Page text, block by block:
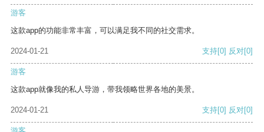
游客
这款app的功能非常丰富，可以满足我不同的社交需求。
2024-01-21 支持[0] 反对[0]
游客
这款app就像我的私人导游，带我领略世界各地的美景。
2024-01-21 支持[0] 反对[0]